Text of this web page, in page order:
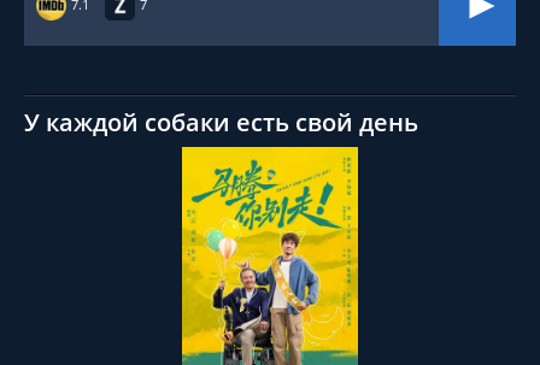
7.1 7
У каждой собаки есть свой день
СМОТРЕТЬ ОНЛАЙН